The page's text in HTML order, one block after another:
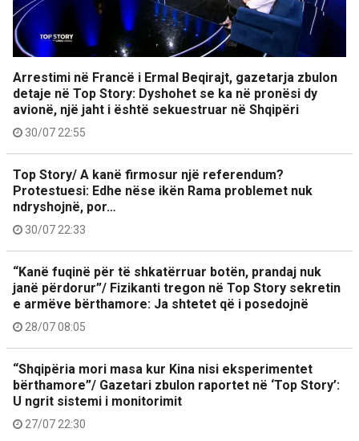
Arrestimi në Francë i Ermal Beqirajt, gazetarja zbulon
detaje në Top Story: Dyshohet se ka në pronësi dy
avionë, një jaht i është sekuestruar në Shqipëri
30/07 22:55
Top Story/ A kanë firmosur një referendum?
Protestuesi: Edhe nëse ikën Rama problemet nuk
ndryshojnë, por…
30/07 22:33
“Kanë fuqinë për të shkatërruar botën, prandaj nuk
janë përdorur”/ Fizikanti tregon në Top Story sekretin
e armëve bërthamore: Ja shtetet që i posedojnë
28/07 08:05
“Shqipëria mori masa kur Kina nisi eksperimentet
bërthamore”/ Gazetari zbulon raportet në ‘Top Story’:
U ngrit sistemi i monitorimit
27/07 22:30